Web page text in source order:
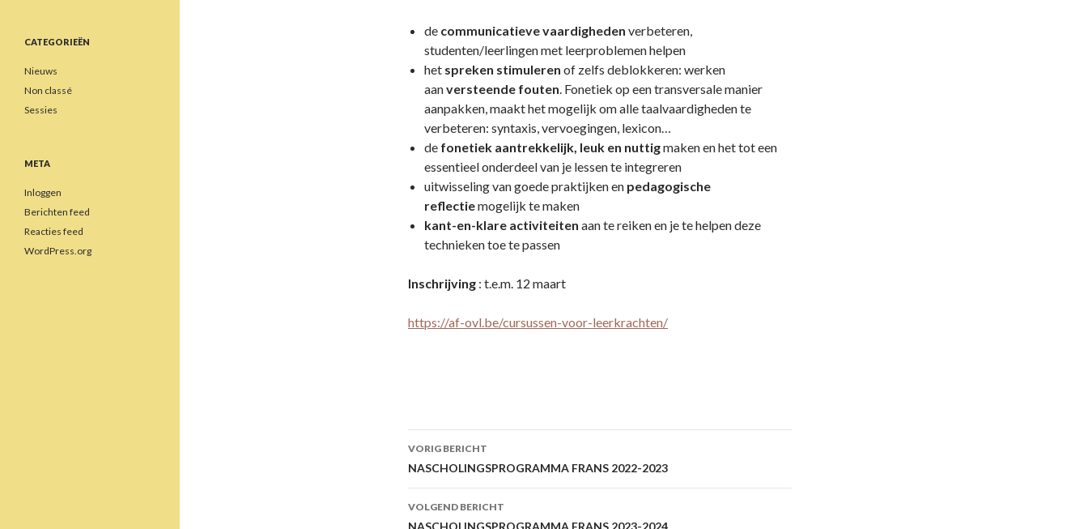
de communicatieve vaardigheden verbeteren,
studenten/leerlingen met leerproblemen helpen
het spreken stimuleren of zelfs deblokkeren: werken
aanversteende fouten. Fonetiek op een transversale manier
aanpakken, maakt het mogelijk om alle taalvaardigheden te
verbeteren: syntaxis, vervoegingen, lexicon…
de fonetiek aantrekkelijk, leuk en nuttigmaken en het tot een
essentieel onderdeel van je lessen te integreren
uitwisseling van goede praktijken en pedagogische
reflectiemogelijk te maken
kant-en-klare activiteiten aan te reiken en je te helpen deze
technieken toe te passen
Inschrijving : t.e.m. 12 maart
https://af-ovl.be/cursussen-voor-leerkrachten/
Berichtnavigatie
VORIG BERICHT
NASCHOLINGSPROGRAMMA FRANS 2022-2023
VOLGEND BERICHT
NASCHOLINGSPROGRAMMA FRANS 2023-2024
CATEGORIEËN
Nieuws
Non classé
Sessies
META
Inloggen
Berichten feed
Reacties feed
WordPress.org